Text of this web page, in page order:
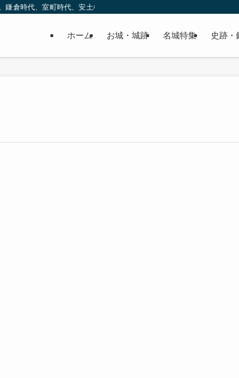
倉時代、室町時代、安土桃山時代（戦国時代）、江戸時代と幅広くご
ホーム お城・城跡 名城特集 史跡・